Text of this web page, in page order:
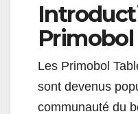
Les Primobol
sont devenus
communauté du